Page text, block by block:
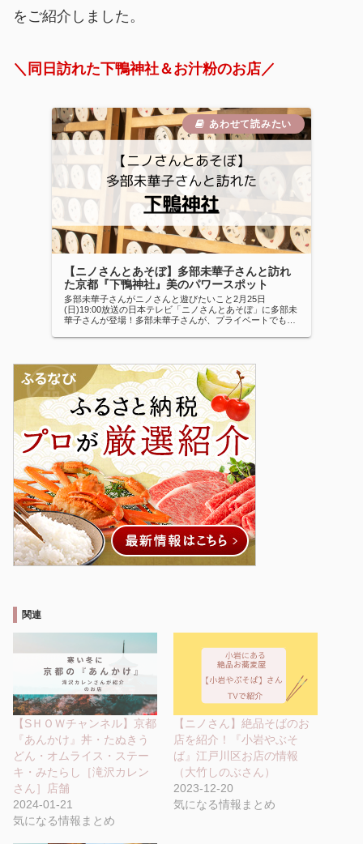
をご紹介しました。
＼同日訪れた下鴨神社＆お汁粉のお店／
【ニノさんとあそぼ】多部未華子さんと訪れ
た京都『下鴨神社』美のパワースポット
多部未華子さんがニノさんと遊びたいこと2月25日
(日)19:00放送の日本テレビ「ニノさんとあそぼ」に多部未
華子さんが登場！多部未華子さんが、プライベートでも仲
ほっこりしたいとの事で最初に...
関連
【SＨＯＷチャンネル】京都
『あんかけ』丼・たぬきう
どん・オムライス・ステー
キ・みたらし［滝沢カレン
さん］店舗
2024-01-21
気になる情報まとめ
【ニノさん】絶品そばのお
店を紹介！『小岩やぶそ
ば』江戸川区お店の情報
（大竹しのぶさん）
2023-12-20
気になる情報まとめ